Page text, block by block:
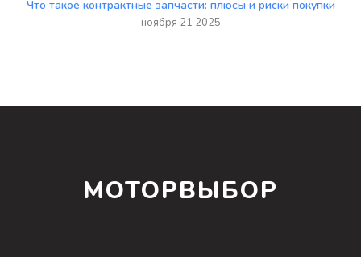
Что такое контрактные запчасти: плюсы и риски покупки
ноября 21 2025
МОТОРВЫБОР